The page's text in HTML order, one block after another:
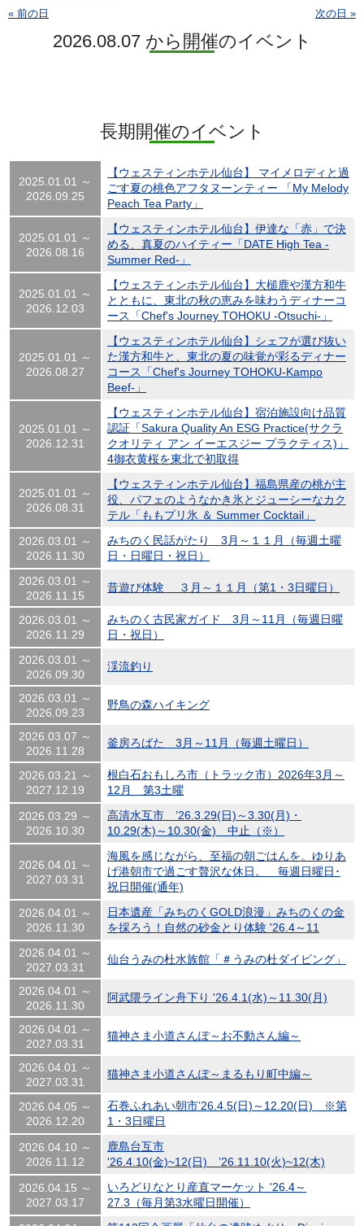
« 前の日 次の日 »
2026.08.07 から開催のイベント
長期開催のイベント
2025.01.01 ～
2026.09.25
【ウェスティンホテル仙台】 マイメロディと過
ごす夏の桃色アフタヌーンティー 「My Melody
Peach Tea Party」
2025.01.01 ～
2026.08.16
【ウェスティンホテル仙台】伊達な「赤」で決
める、真夏のハイティー「DATE High Tea -
Summer Red-」
2025.01.01 ～
2026.12.03
【ウェスティンホテル仙台】大槌鹿や漢方和牛
とともに、東北の秋の恵みを味わうディナーコ
ース「Chef's Journey TOHOKU -Otsuchi-」
2025.01.01 ～
2026.08.27
【ウェスティンホテル仙台】シェフが選び抜い
た漢方和牛と、東北の夏の味覚が彩るディナー
コース「Chef's Journey TOHOKU-Kampo
Beef-」
2025.01.01 ～
2026.12.31
【ウェスティンホテル仙台】宿泊施設向け品質
認証「Sakura Quality An ESG Practice(サクラ
クオリティ アン イーエスジー プラクティス)」
4御衣黄桜を東北で初取得
2025.01.01 ～
2026.08.31
【ウェスティンホテル仙台】福島県産の桃が主
役、パフェのようなかき氷とジューシーなカク
テル「ももプリ氷 ＆ Summer Cocktail」
2026.03.01 ～
2026.11.30
みちのく民話がたり 3月～１１月（毎週土曜
日・日曜日・祝日）
2026.03.01 ～
2026.11.15
昔遊び体験 ３月～１１月（第1・3日曜日）
2026.03.01 ～
2026.11.29
みちのく古民家ガイド 3月～11月（毎週日曜
日・祝日）
2026.03.01 ～
2026.09.30
渓流釣り
2026.03.01 ～
2026.09.23
野鳥の森ハイキング
2026.03.07 ～
2026.11.28
釜房ろばた 3月～11月（毎週土曜日）
2026.03.21 ～
2027.12.19
根白石おもしろ市（トラック市）2026年3月～
12月 第3土曜
2026.03.29 ～
2026.10.30
高清水互市 ’26.3.29(日)～3.30(月)・
10.29(木)～10.30(金) 中止（※）
2026.04.01 ～
2027.03.31
海風を感じながら、至福の朝ごはんを。ゆりあ
げ港朝市で過ごす贅沢な休日。 毎週日曜日･
祝日開催(通年)
2026.04.01 ～
2026.11.30
日本遺産「みちのくGOLD浪漫」みちのくの金
を採ろう！自然の砂金とり体験 '26.4～11
2026.04.01 ～
2027.03.31
仙台うみの杜水族館「＃うみの杜ダイビング」
2026.04.01 ～
2026.11.30
阿武隈ライン舟下り '26.4.1(水)～11.30(月)
2026.04.01 ～
2027.03.31
猫神さま小道さんぽ～お不動さん編～
2026.04.01 ～
2027.03.31
猫神さま小道さんぽ～まるもり町中編～
2026.04.05 ～
2026.12.20
石巻ふれあい朝市’26.4.5(日)～12.20(日) ※第
1・3日曜日
2026.04.10 ～
2026.11.12
鹿島台互市
'26.4.10(金)~12(日) ’26.11.10(火)~12(木)
2026.04.15 ～
2027.03.17
いろどりなとり産直マーケット '26.4～
27.3（毎月第3水曜日開催）